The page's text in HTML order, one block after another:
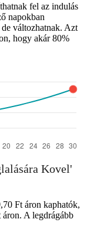
fel az indulás
napokban
változhatnak. Azt
hogy akár 80%
Kovel'
Ft áron kaphatók,
áron. A legdrágább